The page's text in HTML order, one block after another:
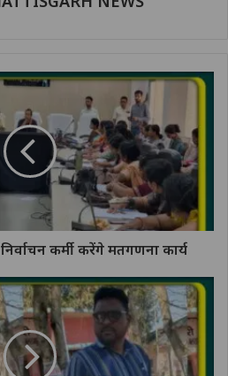
कर्मी करेंगे मतगणना कार्य